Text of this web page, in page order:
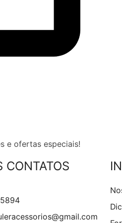
e ofertas especiais!
CONTATOS